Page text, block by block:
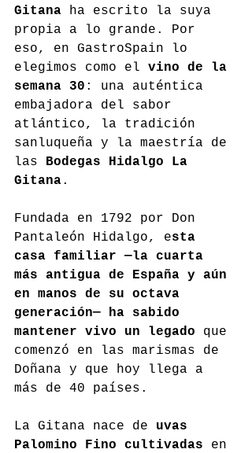
Gitana ha escrito la suya
propia a lo grande. Por
eso, en GastroSpain lo
elegimos como el vino de la
semana 30 : una auténtica
embajadora del sabor
atlántico, la tradición
sanluqueña y la maestría de
las
Bodegas Hidalgo La
Gitana.
Fundada en 1792 por Don
Pantaleón Hidalgo, esta
casa familiar —la cuarta
más antigua de España y aún
en manos de su octava
generación— ha sabido
mantener vivo un legado que
comenzó en las marismas de
Doñana y que hoy llega a
más de 40 países.
La Gitana nace de uvas
Palomino Fino cultivadas en